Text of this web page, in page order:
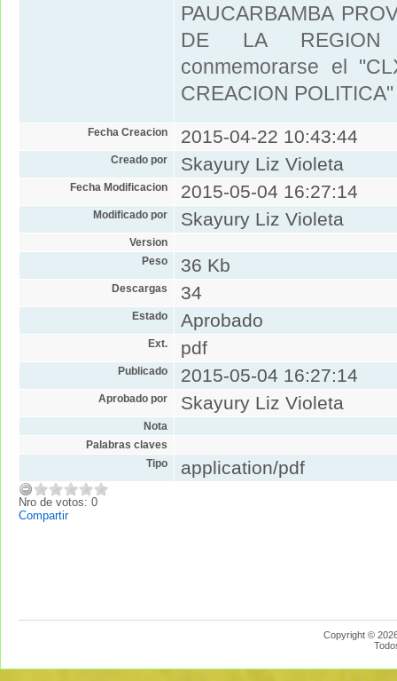
PAUCARBAMBA
DE LA REGION
conmemorarse el
CREACION POLITICA"
Fecha Creacion 2015-04-22 10:43:44
Creado por Skayury Liz Violeta
Fecha Modificacion 2015-05-04 16:27:14
Modificado por Skayury Liz Violeta
Version
Peso
36 Kb
Descargas 34
Estado Aprobado
Ext. pdf
Publicado 2015-05-04 16:27:14
Aprobado por Skayury Liz Violeta
Nota
Palabras claves
Tipo
application/pdf
Nro de votos: 0
Compartir
Copyright ©